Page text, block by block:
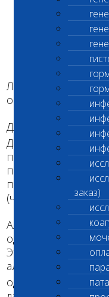
заказ)
Локус К играет
окраса собак.
Для локуса К
Доминантная
проявление
приводит к
пигментации
(черного или
Аллель k
– самая
одновременно
Эту форму можно
аллелей данной
одновременно